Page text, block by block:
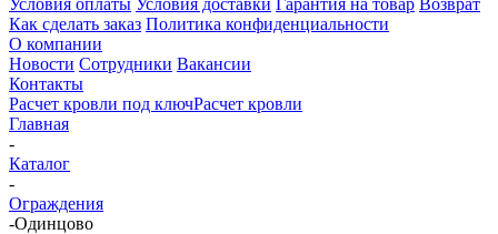
Условия оплаты Условия доставки Гарантия на товар Возврат
Как сделать заказ Политика конфиденциальности
О компании
Новости Сотрудники Вакансии
Контакты
Расчет кровли под ключРасчет кровли
Главная
-
Каталог
-
Ограждения
-Одинцово